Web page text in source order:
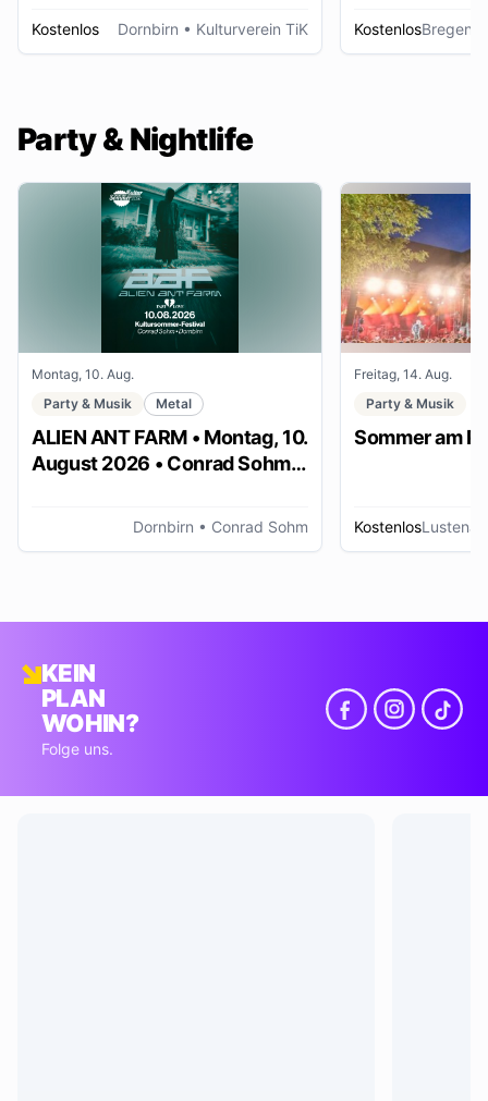
Kostenlos Dornbirn • Kulturverein TiK KostenlosBregenz
Party & Nightlife
Montag, 10. Aug.
Party & Musik
Metal
ALIEN ANT FARM • Montag, 10.
August 2026 • Conrad Sohm
Dornbirn • Conrad Sohm
Freitag, 14. Aug.
Party & Musik
Sommer am
KostenlosLustenau
KEIN
PLAN
WOHIN?
Folge uns.